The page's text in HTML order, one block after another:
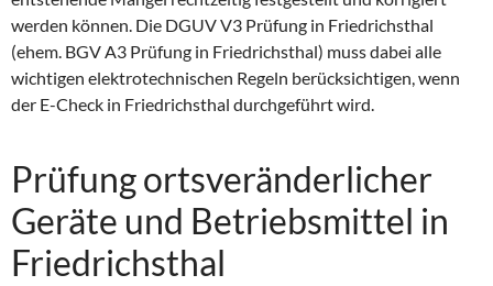
werden können. Die DGUV V3 Prüfung in Friedrichsthal
(ehem. BGV A3 Prüfung in Friedrichsthal) muss dabei alle
wichtigen elektrotechnischen Regeln berücksichtigen, wenn
der E-Check in Friedrichsthal durchgeführt wird.
Prüfung ortsveränderlicher
Geräte und Betriebsmittel in
Friedrichsthal